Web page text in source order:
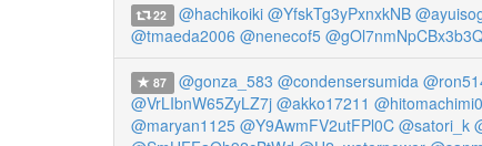
22 @hachikoiki @YfskTg3yPxnxkNB
@tmaeda2006 @nenecof5
87 @gonza_583 @condensersumida
@VrLIbnW65ZyLZ7j @akko17211
@maryan1125 @Y9AwmFV2utFPl0C @satori_k